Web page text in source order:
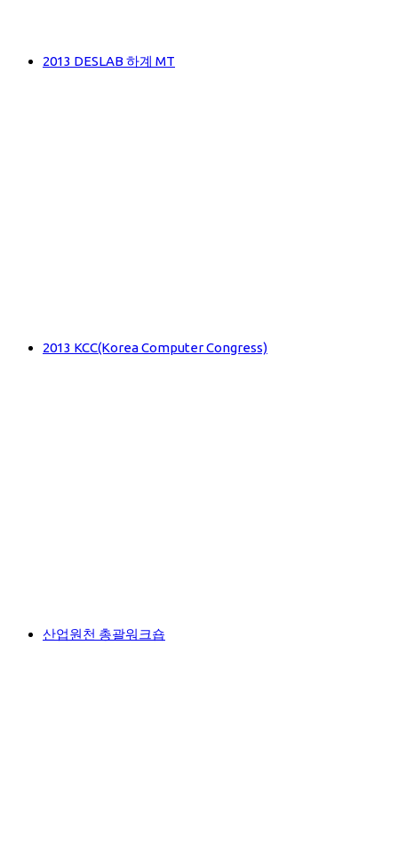
2013 DESLAB 하계 MT
2013 KCC(Korea Computer Congress)
산업원천 총괄워크숍